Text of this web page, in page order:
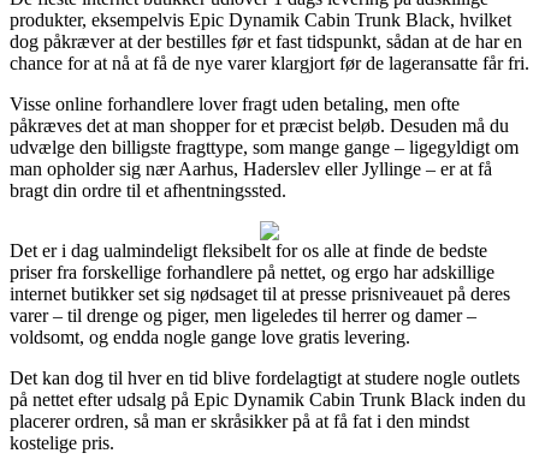
produkter, eksempelvis Epic Dynamik Cabin Trunk Black, hvilket
dog påkræver at der bestilles før et fast tidspunkt, sådan at de har en
chance for at nå at få de nye varer klargjort før de lageransatte får fri.
Visse online forhandlere lover fragt uden betaling, men ofte
påkræves det at man shopper for et præcist beløb. Desuden må du
udvælge den billigste fragttype, som mange gange – ligegyldigt om
man opholder sig nær Aarhus, Haderslev eller Jyllinge – er at få
bragt din ordre til et afhentningssted.
Det er i dag ualmindeligt fleksibelt for os alle at finde de bedste
priser fra forskellige forhandlere på nettet, og ergo har adskillige
internet butikker set sig nødsaget til at presse prisniveauet på deres
varer – til drenge og piger, men ligeledes til herrer og damer –
voldsomt, og endda nogle gange love gratis levering.
Det kan dog til hver en tid blive fordelagtigt at studere nogle outlets
på nettet efter udsalg på Epic Dynamik Cabin Trunk Black inden du
placerer ordren, så man er skråsikker på at få fat i den mindst
kostelige pris.